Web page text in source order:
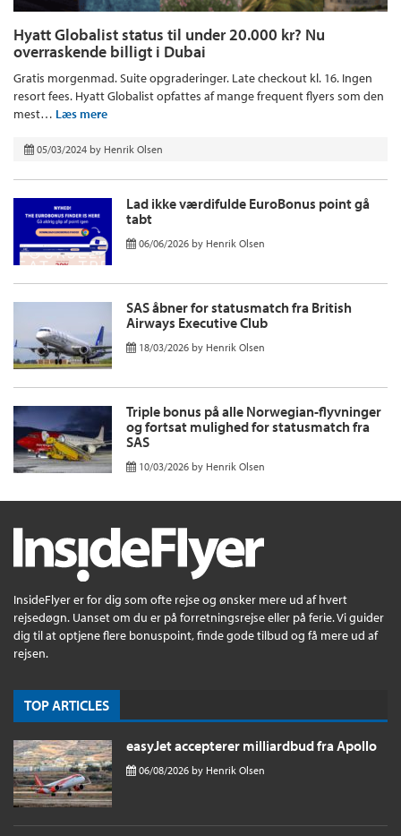
Hyatt Globalist status til under 20.000 kr? Nu
overraskende billigt i Dubai
Gratis morgenmad. Suite opgraderinger. Late checkout kl. 16. Ingen
resort fees. Hyatt Globalist opfattes af mange frequent flyers som den
mest… Læs mere
05/03/2024 by Henrik Olsen
Lad ikke værdifulde EuroBonus point gå
tabt
06/06/2026 by Henrik Olsen
SAS åbner for statusmatch fra British
Airways Executive Club
18/03/2026 by Henrik Olsen
Triple bonus på alle Norwegian-flyvninger
og fortsat mulighed for statusmatch fra
SAS
10/03/2026 by Henrik Olsen
InsideFlyer er for dig som ofte rejse og ønsker mere ud af hvert
rejsedøgn. Uanset om du er på forretningsrejse eller på ferie. Vi guider
dig til at optjene flere bonuspoint, finde gode tilbud og få mere ud af
rejsen.
TOP ARTICLES
easyJet accepterer milliardbud fra Apollo
06/08/2026 by Henrik Olsen